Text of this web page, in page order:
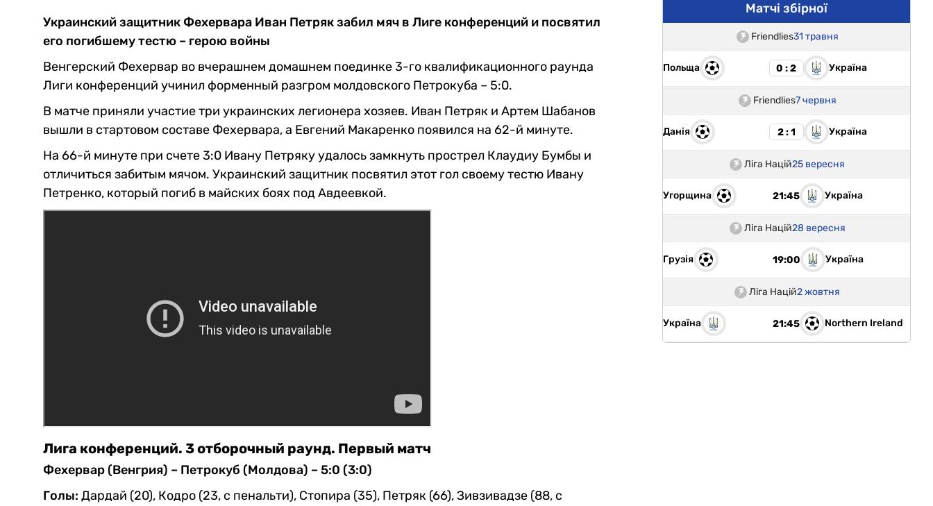
Украинский защитник Фехервара Иван Петряк забил мяч в Лиге конференций и посвятил
его погибшему тестю – герою войны
Венгерский Фехервар во вчерашнем домашнем поединке 3-го квалификационного раунда
Лиги конференций учинил форменный разгром молдовского Петрокуба – 5:0.
В матче приняли участие три украинских легионера хозяев. Иван Петряк и Артем Шабанов
вышли в стартовом составе Фехервара, а Евгений Макаренко появился на 62-й минуте.
На 66-й минуте при счете 3:0 Ивану Петряку удалось замкнуть прострел Клаудиу Бумбы и
отличиться забитым мячом. Украинский защитник посвятил этот гол своему тестю Ивану
Петренко, который погиб в майских боях под Авдеевкой.
Лига конференций. 3 отборочный раунд. Первый матч
Фехервар (Венгрия) – Петрокуб (Молдова) – 5:0 (3:0)
Голы: Дардай (20), Кодро (23, с пенальти), Стопира (35), Петряк (66), Зивзивадзе (88, с
Матчі збірної
Friendlies31 травня
Польща 0 : 2 Україна
Friendlies7 червня
Данія 2 : 1 Україна
Ліга Націй25 вересня
Угорщина 21:45 Україна
Ліга Націй28 вересня
Грузія 19:00 Україна
Ліга Націй2 жовтня
Україна 21:45 Northern Ireland